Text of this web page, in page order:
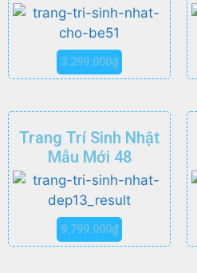
3.299.000₫
Trang Trí Sinh Nhật
Mẫu Mới 48
9.799.000₫